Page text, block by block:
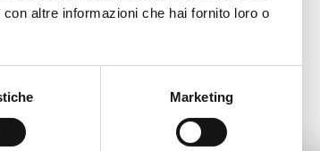
altre informazioni che hai fornito loro o
Marketing